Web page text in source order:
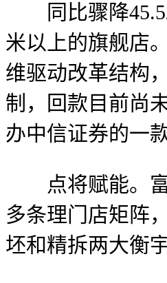
同比骤降
米以上的旗舰店
维驱动改革结构
制，回款目前尚
办中信证券的一
点将赋能。富
多条理门店矩阵
坯和精拆两大衡